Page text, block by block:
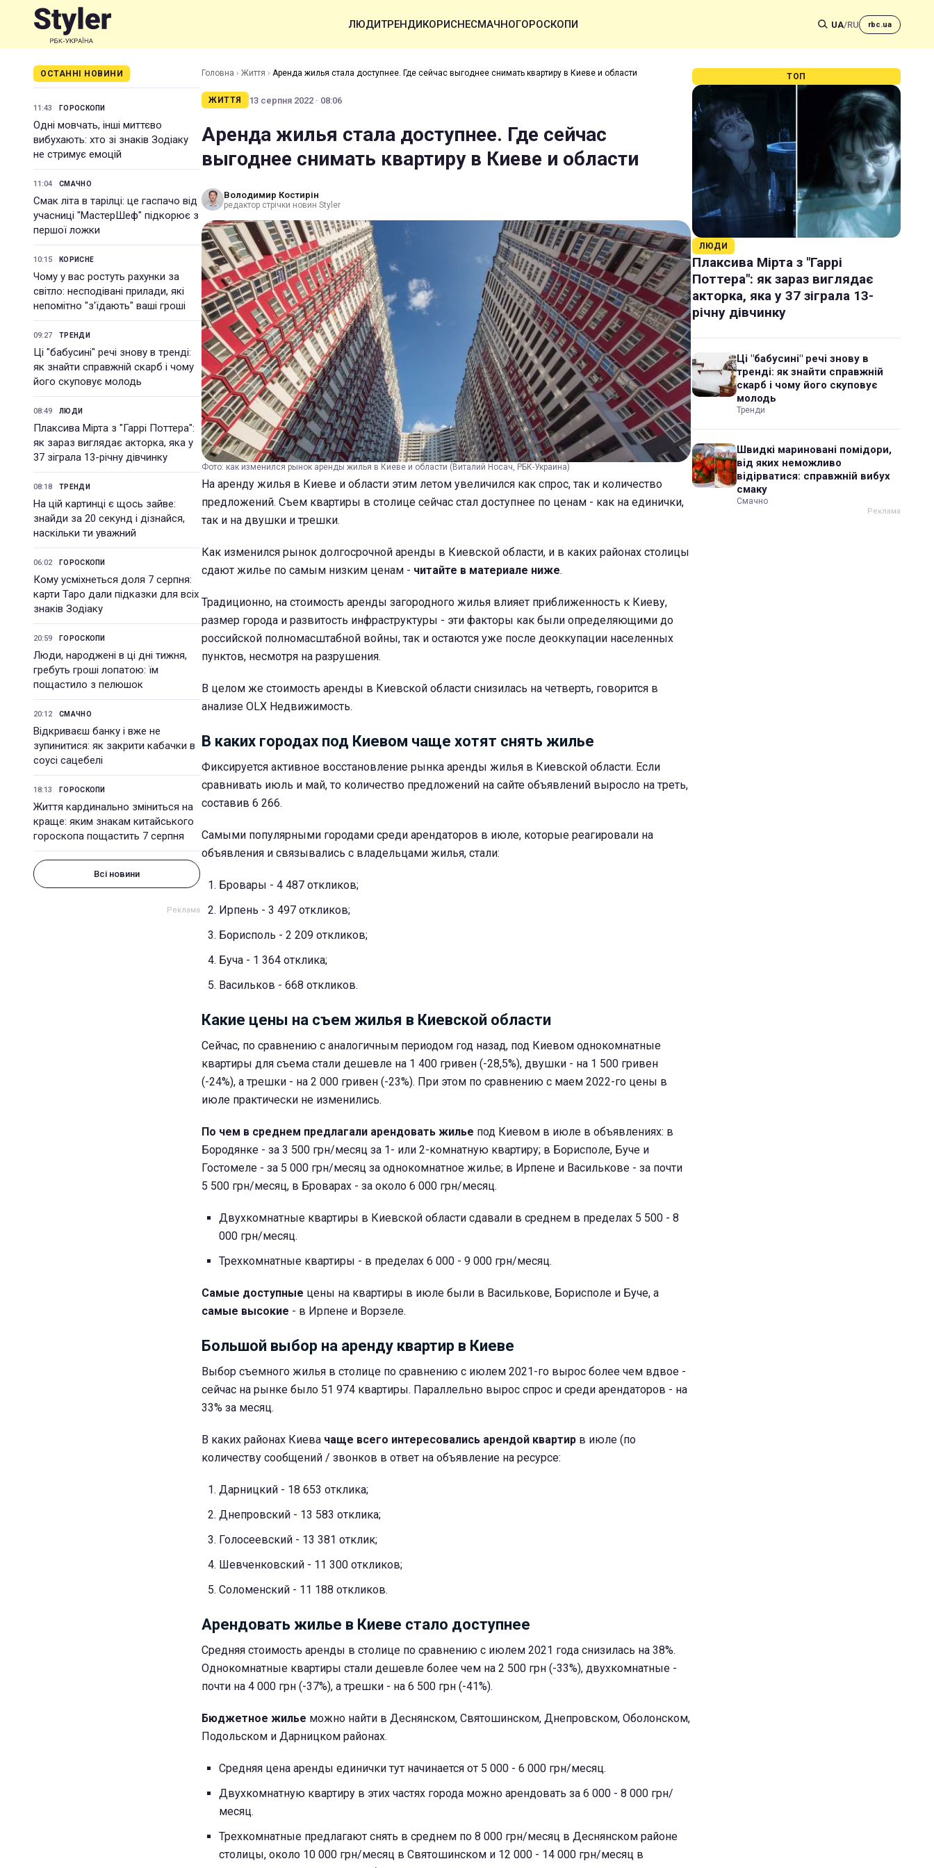
ЛЮДИТРЕНДИКОРИСНЕСМАЧНОГОРОСКОПИ UA/RU rbc.ua
ОСТАННІ НОВИНИ
11:43 ГОРОСКОПИ
Одні мовчать, інші миттєво
вибухають: хто зі знаків Зодіаку
не стримує емоцій
11:04 СМАЧНО
Смак літа в тарілці: це гаспачо від
учасниці "МастерШеф" підкорює з
першої ложки
10:15 КОРИСНЕ
Чому у вас ростуть рахунки за
світло: несподівані прилади, які
непомітно "з'їдають" ваші гроші
09:27 ТРЕНДИ
Ці "бабусині" речі знову в тренді:
як знайти справжній скарб і чому
його скуповує молодь
08:49 ЛЮДИ
Плаксива Мірта з "Гаррі Поттера":
як зараз виглядає акторка, яка у
37 зіграла 13-річну дівчинку
08:18 ТРЕНДИ
На цій картинці є щось зайве:
знайди за 20 секунд і дізнайся,
наскільки ти уважний
06:02 ГОРОСКОПИ
Кому усміхнеться доля 7 серпня:
карти Таро дали підказки для всіх
знаків Зодіаку
20:59 ГОРОСКОПИ
Люди, народжені в ці дні тижня,
гребуть гроші лопатою: їм
пощастило з пелюшок
20:12 СМАЧНО
Відкриваєш банку і вже не
зупинитися: як закрити кабачки в
соусі сацебелі
18:13 ГОРОСКОПИ
Життя кардинально зміниться на
краще: яким знакам китайського
гороскопа пощастить 7 серпня
Всі новини
Головна › Життя › Аренда жилья стала доступнее. Где сейчас выгоднее снимать квартиру в Киеве и области
ЖИТТЯ 13 серпня 2022 · 08:06
Аренда жилья стала доступнее. Где сейчас
выгоднее снимать квартиру в Киеве и области
Володимир Костирін
редактор стрічки новин Styler
Фото: как изменился рынок аренды жилья в Киеве и области (Виталий Носач, РБК-Украина)
На аренду жилья в Киеве и области этим летом увеличился как спрос, так и количество
предложений. Съем квартиры в столице сейчас стал доступнее по ценам - как на единички,
так и на двушки и трешки.
Как изменился рынок долгосрочной аренды в Киевской области, и в каких районах столицы
сдают жилье по самым низким ценам - читайте в материале ниже.
Традиционно, на стоимость аренды загородного жилья влияет приближенность к Киеву,
размер города и развитость инфраструктуры - эти факторы как были определяющими до
российской полномасштабной войны, так и остаются уже после деоккупации населенных
пунктов, несмотря на разрушения.
В целом же стоимость аренды в Киевской области снизилась на четверть, говорится в
анализе OLX Недвижимость.
В каких городах под Киевом чаще хотят снять жилье
Фиксируется активное восстановление рынка аренды жилья в Киевской области. Если
сравнивать июль и май, то количество предложений на сайте объявлений выросло на треть,
составив 6 266.
Самыми популярными городами среди арендаторов в июле, которые реагировали на
объявления и связывались с владельцами жилья, стали:
Бровары - 4 487 откликов;
Ирпень - 3 497 откликов;
Борисполь - 2 209 откликов;
Буча - 1 364 отклика;
Васильков - 668 откликов.
Какие цены на съем жилья в Киевской области
Сейчас, по сравнению с аналогичным периодом год назад, под Киевом однокомнатные
квартиры для съема стали дешевле на 1 400 гривен (-28,5%), двушки - на 1 500 гривен
(-24%), а трешки - на 2 000 гривен (-23%). При этом по сравнению с маем 2022-го цены в
июле практически не изменились.
По чем в среднем предлагали арендовать жилье под Киевом в июле в объявлениях: в
Бородянке - за 3 500 грн/месяц за 1- или 2-комнатную квартиру; в Борисполе, Буче и
Гостомеле - за 5 000 грн/месяц за однокомнатное жилье; в Ирпене и Василькове - за почти
5 500 грн/месяц, в Броварах - за около 6 000 грн/месяц.
Двухкомнатные квартиры в Киевской области сдавали в среднем в пределах 5 500 - 8
000 грн/месяц.
Трехкомнатные квартиры - в пределах 6 000 - 9 000 грн/месяц.
Самые доступные цены на квартиры в июле были в Василькове, Борисполе и Буче, а
самые высокие - в Ирпене и Ворзеле.
Большой выбор на аренду квартир в Киеве
Выбор съемного жилья в столице по сравнению с июлем 2021-го вырос более чем вдвое -
сейчас на рынке было 51 974 квартиры. Параллельно вырос спрос и среди арендаторов - на
33% за месяц.
В каких районах Киева чаще всего интересовались арендой квартир в июле (по
количеству сообщений / звонков в ответ на объявление на ресурсе:
Дарницкий - 18 653 отклика;
Днепровский - 13 583 отклика;
Голосеевский - 13 381 отклик;
Шевченковский - 11 300 откликов;
Соломенский - 11 188 откликов.
Арендовать жилье в Киеве стало доступнее
Средняя стоимость аренды в столице по сравнению с июлем 2021 года снизилась на 38%.
Однокомнатные квартиры стали дешевле более чем на 2 500 грн (-33%), двухкомнатные -
почти на 4 000 грн (-37%), а трешки - на 6 500 грн (-41%).
Бюджетное жилье можно найти в Деснянском, Святошинском, Днепровском, Оболонском,
Подольском и Дарницком районах.
Средняя цена аренды единички тут начинается от 5 000 - 6 000 грн/месяц.
Двухкомнатную квартиру в этих частях города можно арендовать за 6 000 - 8 000 грн/
месяц.
Трехкомнатные предлагают снять в среднем по 8 000 грн/месяц в Деснянском районе
столицы, около 10 000 грн/месяц в Святошинском и 12 000 - 14 000 грн/месяц в
ТОП
ЛЮДИ
Плаксива Мірта з "Гаррі
Поттера": як зараз виглядає
акторка, яка у 37 зіграла 13-
річну дівчинку
Ці "бабусині" речі знову в
тренді: як знайти справжній
скарб і чому його скуповує
молодь
Тренди
Швидкі мариновані помідори,
від яких неможливо
відірватися: справжній вибух
смаку
Смачно